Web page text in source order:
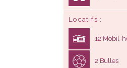
Locatifs
12 Mobil-
2 Bulles